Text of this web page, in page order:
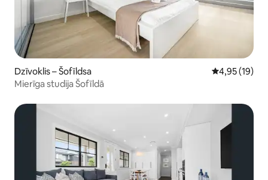
Dzīvoklis – Šofīldsa Vidējais
4,95 (19)
Mierīga studija Šofīldā